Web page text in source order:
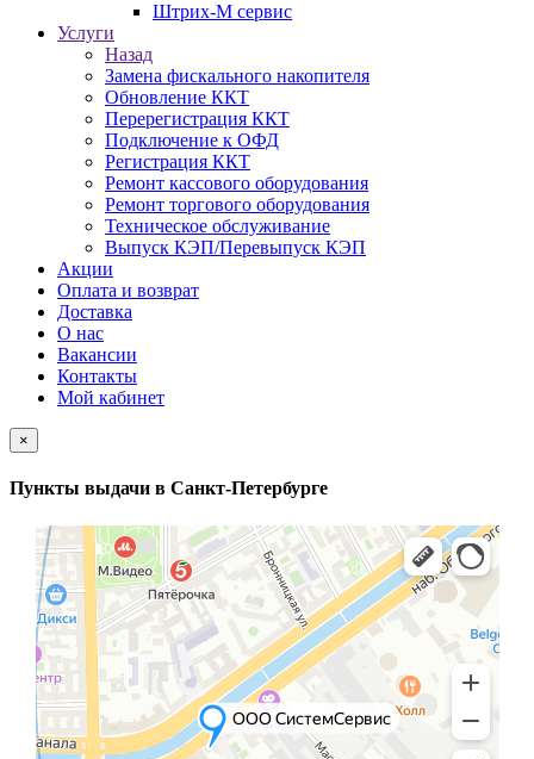
Штрих-М сервис
Услуги
Назад
Замена фискального накопителя
Обновление ККТ
Перерегистрация ККТ
Подключение к ОФД
Регистрация ККТ
Ремонт кассового оборудования
Ремонт торгового оборудования
Техническое обслуживание
Выпуск КЭП/Перевыпуск КЭП
Акции
Оплата и возврат
Доставка
О нас
Вакансии
Контакты
Мой кабинет
×
Пункты выдачи в Санкт-Петербурге